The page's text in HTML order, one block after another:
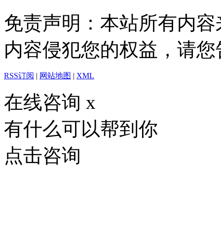
免责声明：本站所有内
内容侵犯您的权益，请
RSS订阅 | 网站地图 | XML
在线咨询 x
有什么可以帮到你
点击咨询